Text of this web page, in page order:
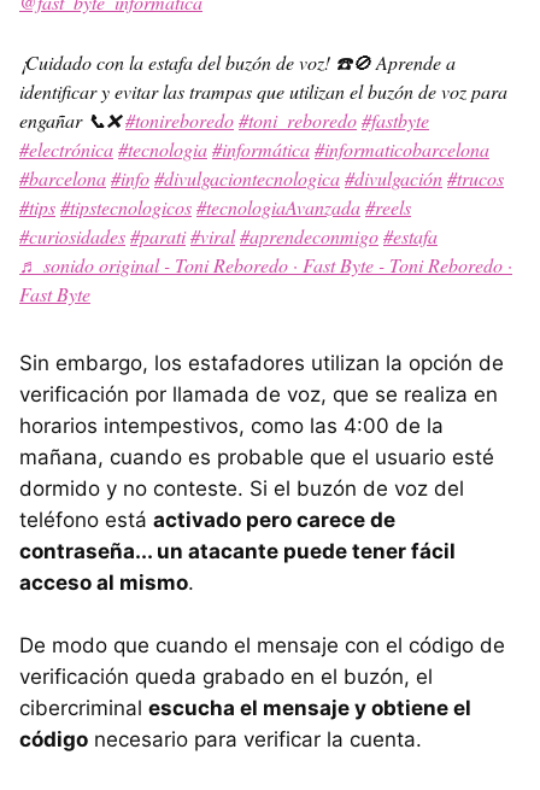
¡Cuidado con la estafa del buzón de voz! ☎️🚫 Aprende a
identificar y evitar las trampas que utilizan el buzón de voz para
engañar 📞❌#tonireboredo#toni_reboredo#fastbyte
#electrónica#tecnologia#informática#informaticobarcelona
#barcelona#info#divulgaciontecnologica#divulgación#trucos
#tips#tipstecnologicos#tecnologiaAvanzada#reels
#curiosidades#parati#viral#aprendeconmigo#estafa
♬ sonido original - Toni Reboredo · Fast Byte - Toni Reboredo ·
Fast Byte
Sin embargo, los estafadores utilizan la opción de
verificación por llamada de voz, que se realiza en
horarios intempestivos, como las 4:00 de la
mañana, cuando es probable que el usuario esté
dormido y no conteste. Si el buzón de voz del
teléfono está activado pero carece de
contraseña... un atacante puede tener fácil
acceso al mismo.
De modo que cuando el mensaje con el código de
verificación queda grabado en el buzón, el
cibercriminal escucha el mensaje y obtiene el
código necesario para verificar la cuenta.